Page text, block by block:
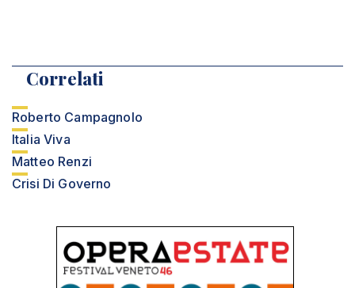
Correlati
Roberto Campagnolo
Italia Viva
Matteo Renzi
Crisi Di Governo